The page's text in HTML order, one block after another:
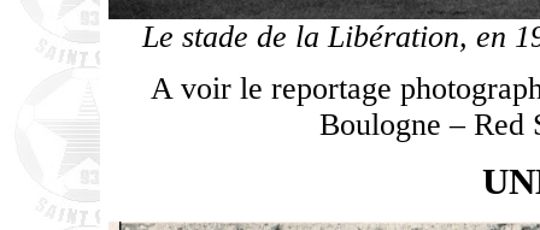
Le stade de la Libération, en
A voir le reportage
Boulogne – Red